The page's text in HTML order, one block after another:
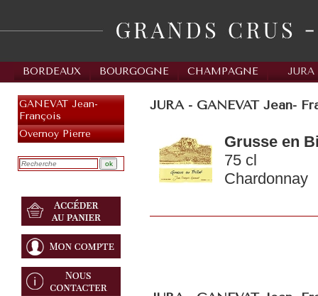
BORDEAUX BOURGOGNE CHAMPAGNE JURA
GANEVAT Jean-
François
Overnoy Pierre
JURA - GANEVAT Jean-
Grusse en
75 cl
Chardonnay